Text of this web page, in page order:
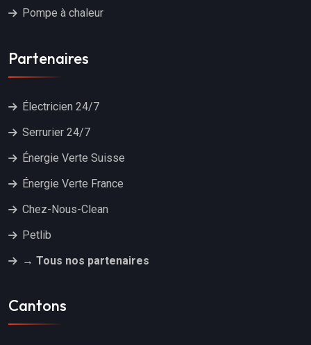
Pompe à chaleur
Partenaires
Électricien 24/7
Serrurier 24/7
Énergie Verte Suisse
Énergie Verte France
Chez-Nous-Clean
Petlib
→ Tous nos partenaires
Cantons